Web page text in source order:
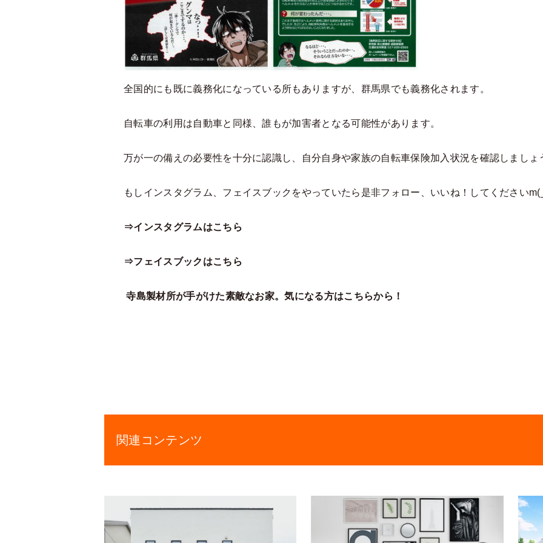
全国的にも既に義務化になっている所もありますが、群馬県でも義務化されます。
自転車の利用は自動車と同様、誰もが加害者となる可能性があります。
万が一の備えの必要性を十分に認識し、自分自身や家族の自転車保険加入状況を確認しましょ
もしインスタグラム、フェイスブックをやっていたら是非フォロー、いいね！してください
⇒インスタグラムはこちら
⇒フェイスブックはこちら
寺島製材所が手がけた素敵なお家。気になる方はこちらから！
関連コンテンツ